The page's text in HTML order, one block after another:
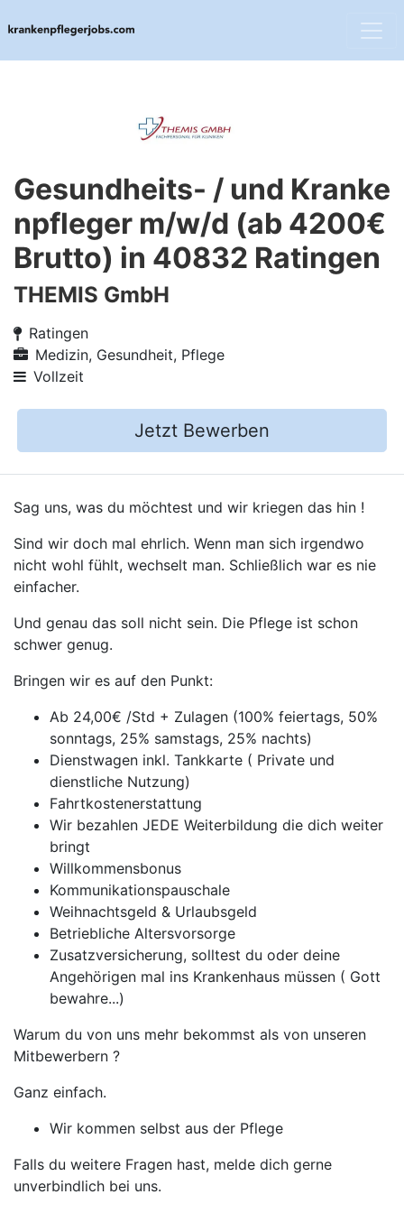
Gesundheits- / und Kranke
npfleger m/w/d (ab 4200€
Brutto) in 40832 Ratingen
THEMIS GmbH
Ratingen
Medizin, Gesundheit, Pflege
Vollzeit
Jetzt Bewerben
Sag uns, was du möchtest und wir kriegen das hin !
Sind wir doch mal ehrlich. Wenn man sich irgendwo
nicht wohl fühlt, wechselt man. Schließlich war es nie
einfacher.
Und genau das soll nicht sein. Die Pflege ist schon
schwer genug.
Bringen wir es auf den Punkt:
Ab 24,00€ /Std + Zulagen (100% feiertags, 50%
sonntags, 25% samstags, 25% nachts)
Dienstwagen inkl. Tankkarte ( Private und
dienstliche Nutzung)
Fahrtkostenerstattung
Wir bezahlen JEDE Weiterbildung die dich weiter
bringt
Willkommensbonus
Kommunikationspauschale
Weihnachtsgeld & Urlaubsgeld
Betriebliche Altersvorsorge
Zusatzversicherung, solltest du oder deine
Angehörigen mal ins Krankenhaus müssen ( Gott
bewahre...)
Warum du von uns mehr bekommst als von unseren
Mitbewerbern ?
Ganz einfach.
Wir kommen selbst aus der Pflege
Falls du weitere Fragen hast, melde dich gerne
unverbindlich bei uns.